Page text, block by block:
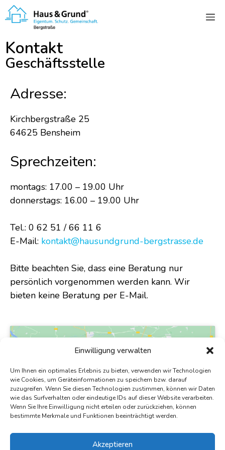
Einwilligung verwalten
Um Ihnen ein optimales Erlebnis zu bieten, verwenden wir Technologien
wie Cookies, um Geräteinformationen zu speichern bzw. darauf
zuzugreifen. Wenn Sie diesen Technologien zustimmen, können wir Daten
wie das Surfverhalten oder eindeutige IDs auf dieser Website verarbeiten.
Wenn Sie Ihre Einwilligung nicht erteilen oder zurückziehen, können
bestimmte Merkmale und Funktionen beeinträchtigt werden.
Akzeptieren
Kontakt
Geschäftsstelle
Adresse:
Kirchbergstraße 25
64625 Bensheim
Sprechzeiten:
montags: 17.00 – 19.00 Uhr
donnerstags: 16.00 – 19.00 Uhr
Tel.: 0 62 51 / 66 11 6
E-Mail: kontakt@hausundgrund-bergstrasse.de
Bitte beachten Sie, dass eine Beratung nur
persönlich vorgenommen werden kann. Wir
bieten keine Beratung per E-Mail.
Klicken Sie, um Marketing Cookies zu
akzeptieren und diesen Inhalt zu aktivieren